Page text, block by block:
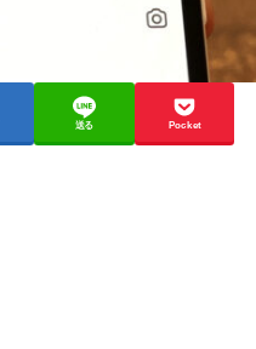
送る Pocket